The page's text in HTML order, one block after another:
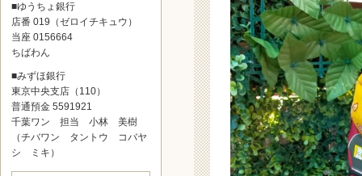
■ゆうちょ銀行
店番 019（ゼロイチキュウ）
当座 0156664
ちばわん
■みずほ銀行
東京中央支店（110）
普通預金 5591921
千葉ワン 担当 小林 美樹
（チバワン タントウ コバヤ
シ ミキ）